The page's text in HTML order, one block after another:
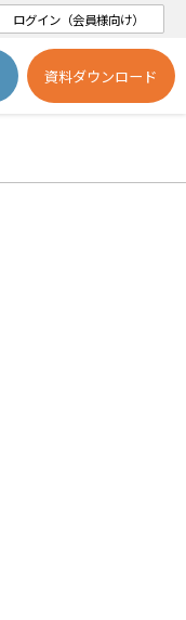
ログイン（会員様向け）
資料ダウンロード